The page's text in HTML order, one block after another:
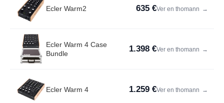
Ecler Warm2 635 €Ver en thomann →
Ecler Warm 4 Case
Bundle
1.398 €Ver en thomann →
Ecler Warm 4 1.259 €Ver en thomann →